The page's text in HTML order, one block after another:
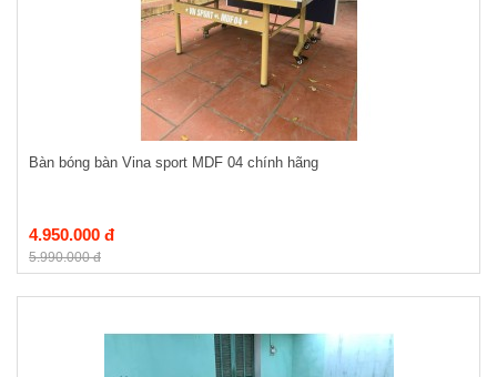
Bàn bóng bàn Vina sport MDF 04 chính hãng
4.950.000 đ
5.990.000 đ